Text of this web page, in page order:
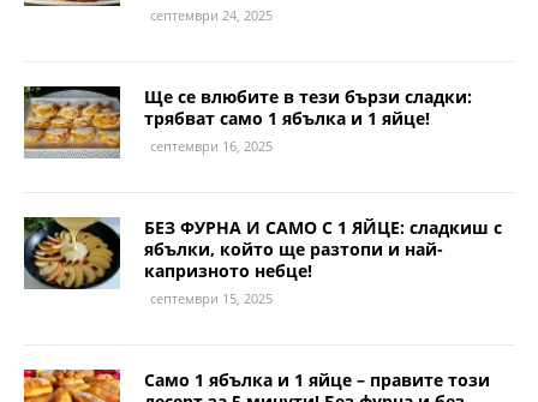
септември 24, 2025
Ще се влюбите в тези бързи сладки:
трябват само 1 ябълка и 1 яйце!
септември 16, 2025
БЕЗ ФУРНА И САМО С 1 ЯЙЦЕ: сладкиш с
ябълки, който ще разтопи и най-
капризното небце!
септември 15, 2025
Само 1 ябълка и 1 яйце – правите този